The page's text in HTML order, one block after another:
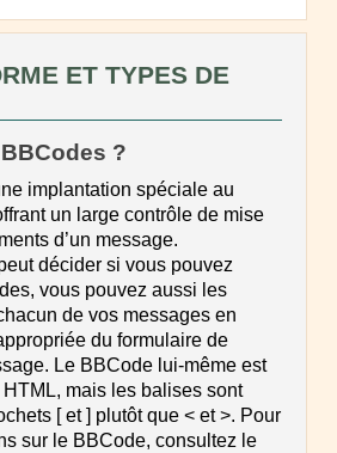
ET TYPES DE
?
implantation spéciale au
un large contrôle de mise
d’un message.
décider si vous pouvez
vous pouvez aussi les
de vos messages en
du formulaire de
Le BBCode lui-même est
mais les balises sont
[ et ] plutôt que < et >. Pour
sur le BBCode, consultez le